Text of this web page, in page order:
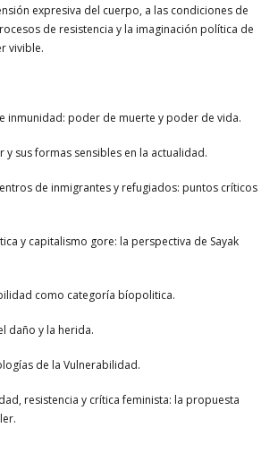
expresiva del cuerpo, a las condiciones de
de resistencia y la imaginación política de
vivible.
inmunidad: poder de muerte y poder de vida.
y sus formas sensibles en la actualidad.
de inmigrantes y refugiados: puntos críticos
y capitalismo gore: la perspectiva de Sayak
como categoría bíopolitica.
daño y la herida.
de la Vulnerabilidad.
resistencia y crítica feminista: la propuesta